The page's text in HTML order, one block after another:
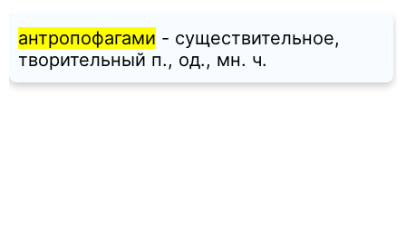
антропофагами - существительное,
творительный п., од., мн. ч.